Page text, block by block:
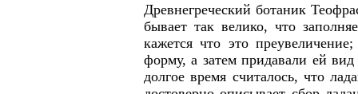
Древнегреческий ботаник
бывает так велико, что
кажется что это
форму, а затем придавали ей
долгое время считалось, что